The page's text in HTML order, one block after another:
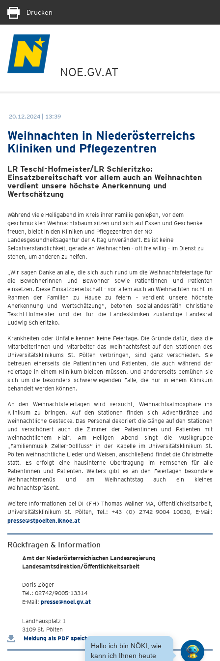
Drucken
NOE.GV.AT
20.12.2024 | 13:39
Weihnachten in Niederösterreichs
Kliniken und Pflegezentren
LR Teschl-Hofmeister/LR Schleritzko:
Einsatzbereitschaft vor allem auch an Weihnachten
verdient unsere höchste Anerkennung und
Wertschätzung
Während viele Heiligabend im Kreis ihrer Familie genießen, vor dem
geschmückten Weihnachtsbaum sitzen und sich auf Essen und Geschenke
freuen, bleibt in den Kliniken und Pflegezentren der NÖ
Landesgesundheitsagentur der Alltag unverändert. Es ist keine
Selbstverständlichkeit, gerade an Weihnachten - oft freiwillig - im Dienst zu
stehen, um anderen zu helfen.
„Wir sagen Danke an alle, die sich auch rund um die Weihnachtsfeiertage für
die Bewohnerinnen und Bewohner sowie Patientinnen und Patienten
einsetzen. Diese Einsatzbereitschaft - vor allem auch an Weihnachten nicht im
Rahmen der Familien zu Hause zu feiern - verdient unsere höchste
Anerkennung und Wertschätzung“, betonen Soziallandesrätin Christiane
Teschl-Hofmeister und der für die Landeskliniken zuständige Landesrat
Ludwig Schleritzko.
Krankheiten oder Unfälle kennen keine Feiertage. Die Gründe dafür, dass die
Mitarbeiterinnen und Mitarbeiter das Weihnachtsfest auf den Stationen des
Universitätsklinikums St. Pölten verbringen, sind ganz verschieden. Sie
betreuen einerseits die Patientinnen und Patienten, die auch während der
Feiertage in einem Klinikum bleiben müssen. Und andererseits bemühen sie
sich um die besonders schwerwiegenden Fälle, die nur in einem Klinikum
behandelt werden können.
An den Weihnachtsfeiertagen wird versucht, Weihnachtsatmosphäre ins
Klinikum zu bringen. Auf den Stationen finden sich Adventkränze und
weihnachtliche Gestecke. Das Personal dekoriert die Gänge auf den Stationen
und verschönert auch die Zimmer der Patientinnen und Patienten mit
weihnachtlichem Flair. Am Heiligen Abend singt die Musikgruppe
„Familienmusik Zeller-Dollfuss“ in der Kapelle im Universitätsklinikum St.
Pölten weihnachtliche Lieder und Weisen, anschließend findet die Christmette
statt. Es erfolgt eine hausinterne Übertragung im Fernsehen für alle
Patientinnen und Patienten. Weiters gibt es an den Feiertagen besondere
Weihnachtsmenüs und am Weihnachtstag auch ein kleines
Weihnachtspräsent.
Weitere Informationen bei DI (FH) Thomas Wallner MA, Öffentlichkeitsarbeit,
Universitätsklinikum St. Pölten, Tel.: +43 (0) 2742 9004 10030, E-Mail:
presse@stpoelten.lknoe.at
Rückfragen & Information
Amt der Niederösterreichischen Landesregierung
Landesamtsdirektion/Öffentlichkeitsarbeit
Doris Zöger
Tel.: 02742/9005-13314
E-Mail: presse@noel.gv.at
Landhausplatz 1
3109 St. Pölten
Meldung als PDF speichern
Hallo ich bin NÖKI, wie
kann ich Ihnen heute